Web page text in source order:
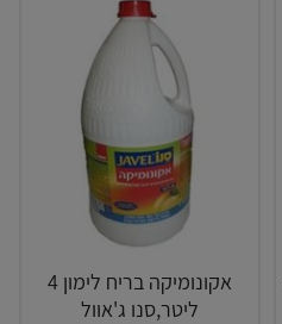
אקונומיקה בריח לימון 4
ליטר,סנו ג'אוול